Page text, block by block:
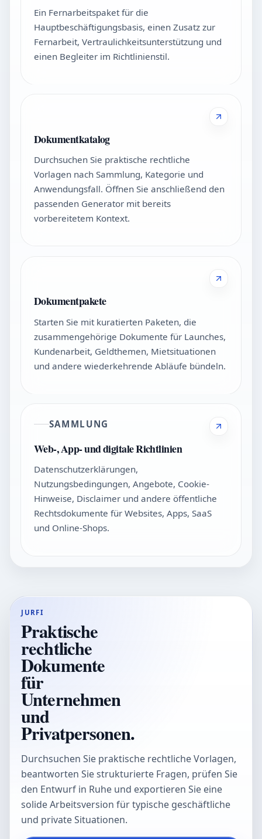
Ein Fernarbeitspaket für die
Hauptbeschäftigungsbasis, einen Zusatz zur
Fernarbeit, Vertraulichkeitsunterstützung und
einen Begleiter im Richtlinienstil.
Dokumentkatalog
Durchsuchen Sie praktische rechtliche
Vorlagen nach Sammlung, Kategorie und
Anwendungsfall. Öffnen Sie anschließend den
passenden Generator mit bereits
vorbereitetem Kontext.
Dokumentpakete
Starten Sie mit kuratierten Paketen, die
zusammengehörige Dokumente für Launches,
Kundenarbeit, Geldthemen, Mietsituationen
und andere wiederkehrende Abläufe bündeln.
SAMMLUNG
Web-, App- und digitale Richtlinien
Datenschutzerklärungen,
Nutzungsbedingungen, Angebote, Cookie-
Hinweise, Disclaimer und andere öffentliche
Rechtsdokumente für Websites, Apps, SaaS
und Online-Shops.
JURFI
Praktische
rechtliche
Dokumente
für
Unternehmen
und
Privatpersonen.
Durchsuchen Sie praktische rechtliche Vorlagen,
beantworten Sie strukturierte Fragen, prüfen Sie
den Entwurf in Ruhe und exportieren Sie eine
solide Arbeitsversion für typische geschäftliche
und private Situationen.